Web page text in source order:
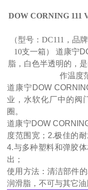
DOW CORNING 111
（型号： DC111 ，品
10支一箱） 道康宁
脂，白色半透明的，
作温度
道康宁DOW
业，水软化厂中的阀
圈。
道康宁DOW
度范围宽；2.极佳的
4.与多种塑料和弹胶
出；
使用方法：清洁部件
润滑脂，不可与其它油